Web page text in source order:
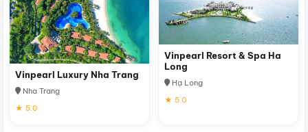
Vinpearl Luxury Nha Trang
Nha Trang
★ 5.0
Vinpearl Resort & Spa Ha
Long
Hạ Long
★ 5.0